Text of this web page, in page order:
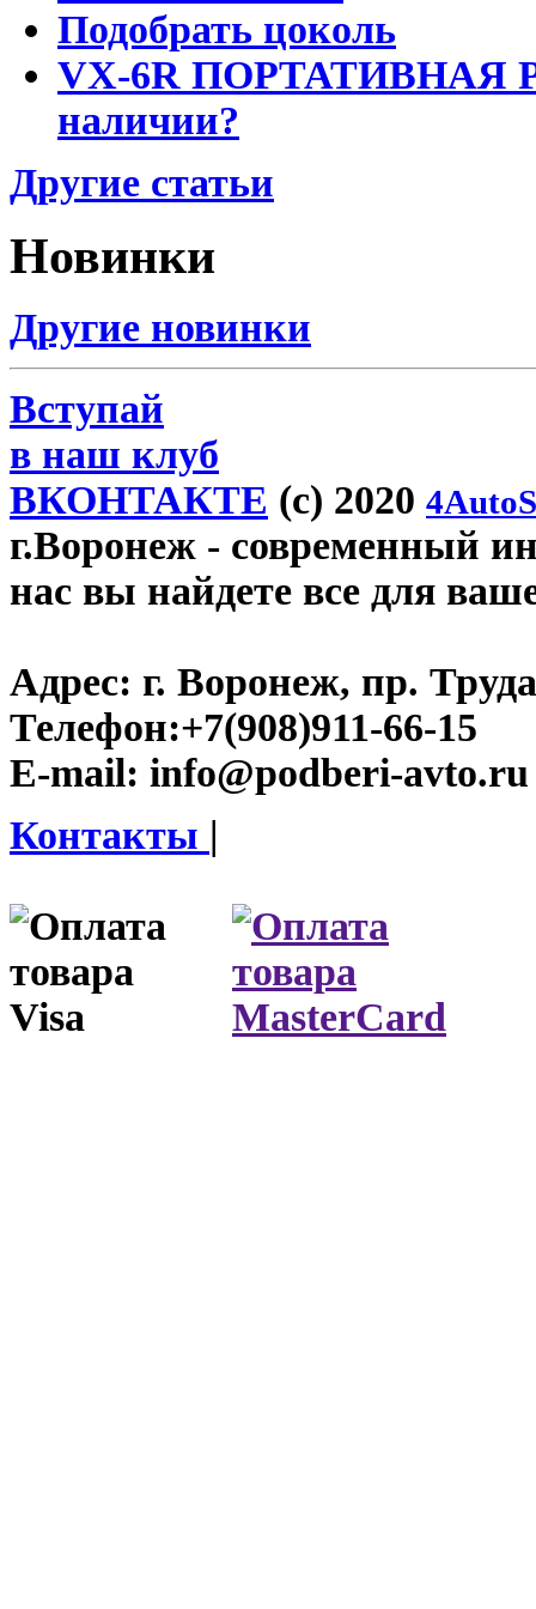
Подобрать цоколь
VX-6R ПОРТАТИВНАЯ
наличии?
Другие статьи
Новинки
Другие новинки
Вступай
в наш клуб
ВКОНТАКТЕ (c) 2020
г.Воронеж - современный
нас вы найдете все для
Адрес: г. Воронеж, пр.
Телефон:+7(908)911-66-15
E-mail: info@podberi-avto.ru
Контакты |